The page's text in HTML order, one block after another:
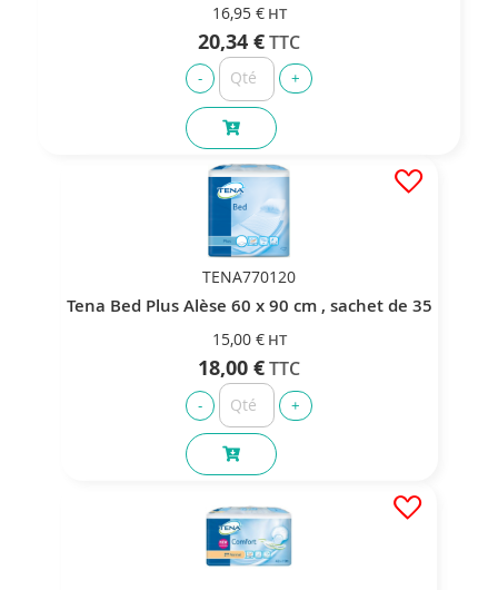
16,95 €
20,34 €
TENA770120
Tena Bed Plus Alèse 60 x 90 cm , sachet de 35
15,00 €
18,00 €